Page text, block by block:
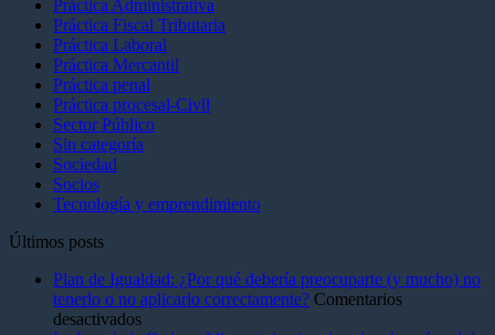
Práctica Administrativa
Práctica Fiscal Tributaria
Práctica Laboral
Práctica Mercantil
Práctica penal
Práctica procesal-Civll
Sector Público
Sin categoría
Sociedad
Socios
Tecnología y emprendimiento
Últimos posts
Plan de Igualdad: ¿Por qué debería preocuparte (y mucho) no
tenerlo o no aplicarlo correctamente? Comentarios
desactivadosen